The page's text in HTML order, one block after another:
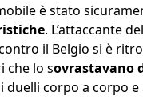
è stato
. L’attaccante
il Belgio si è
che lo sovrastavano
duelli corpo a corpo